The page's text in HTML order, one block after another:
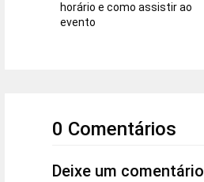
horário e como assistir ao
evento
0 Comentários
Deixe um comentário